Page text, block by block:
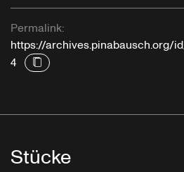
Permalink:
https://archives.pinabausch.org/
4
Stücke